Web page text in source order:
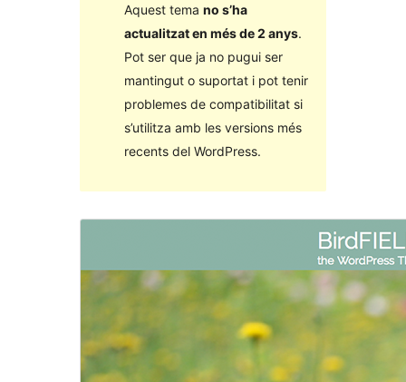
Aquest tema no s’ha
actualitzat en més de 2 anys.
Pot ser que ja no pugui ser
mantingut o suportat i pot tenir
problemes de compatibilitat si
s’utilitza amb les versions més
recents del WordPress.